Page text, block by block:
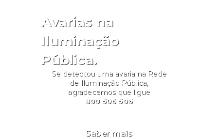
Avarias na
Iluminação
Pública.
Se detectou uma avaria na Rede
de Iluminação Pública,
agradecemos que ligue
800 506 506
Saber mais